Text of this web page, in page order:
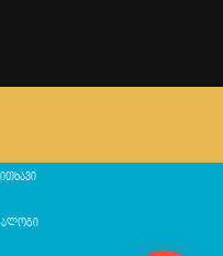
ბლოგი